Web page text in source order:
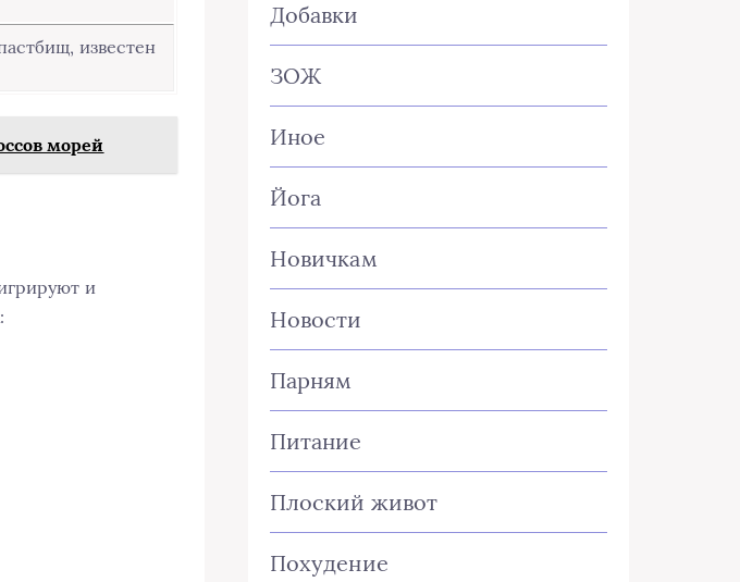
известен
морей
и
Добавки
ЗОЖ
Иное
Йога
Новичкам
Новости
Парням
Питание
Плоский живот
Похудение